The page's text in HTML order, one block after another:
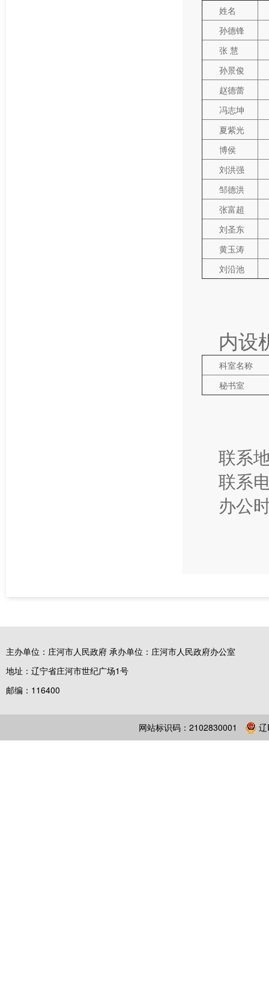
姓名
孙德锋
张 慧
孙景俊
赵德蕾
冯志坤
夏紫光
博侯
刘洪强
邹德洪
张富超
刘圣东
黄玉涛
刘沿池
内设
科室名称
秘书室
联系
联系
办公
主办单位：庄河市人民政府 承办单位：庄河市人民政府办公室
地址：辽宁省庄河市世纪广场1号
邮编：116400
网站标识码：2102830001